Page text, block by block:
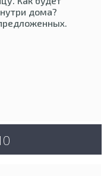
дома?